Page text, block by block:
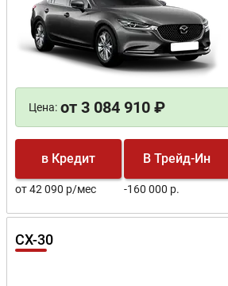
Цена: от 3 084 910 ₽
в Кредит
от 42 090 р/мес
В Трейд-Ин
-160 000 р.
CX-30